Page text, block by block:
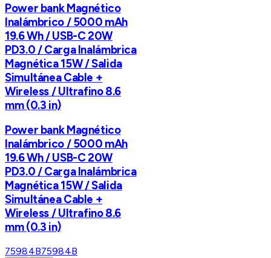
Power bank Magnético
Inalámbrico / 5000 mAh
19.6 Wh / USB-C 20W
PD3.0 / Carga Inalámbrica
Magnética 15W / Salida
Simultánea Cable +
Wireless / Ultrafino 8.6
mm (0.3 in)
Power bank Magnético
Inalámbrico / 5000 mAh
19.6 Wh / USB-C 20W
PD3.0 / Carga Inalámbrica
Magnética 15W / Salida
Simultánea Cable +
Wireless / Ultrafino 8.6
mm (0.3 in)
75984B75984B